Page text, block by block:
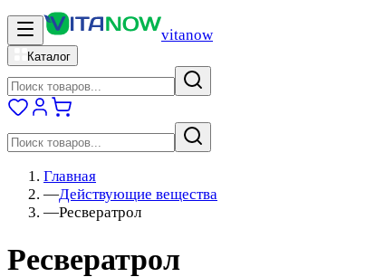
vitanow
Каталог
Главная
—Действующие вещества
—Ресвератрол
Ресвератрол